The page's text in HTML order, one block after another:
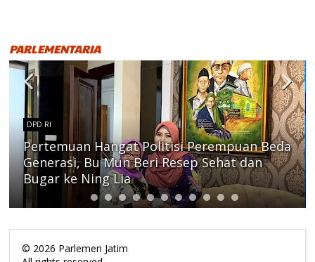
PARLEMENTARIA
DPD RI
Pertemuan Hangat Politisi Perempuan Beda
Generasi, Bu Mun Beri Resep Sehat dan
Bugar ke Ning Lia
© 2026 Parlemen Jatim